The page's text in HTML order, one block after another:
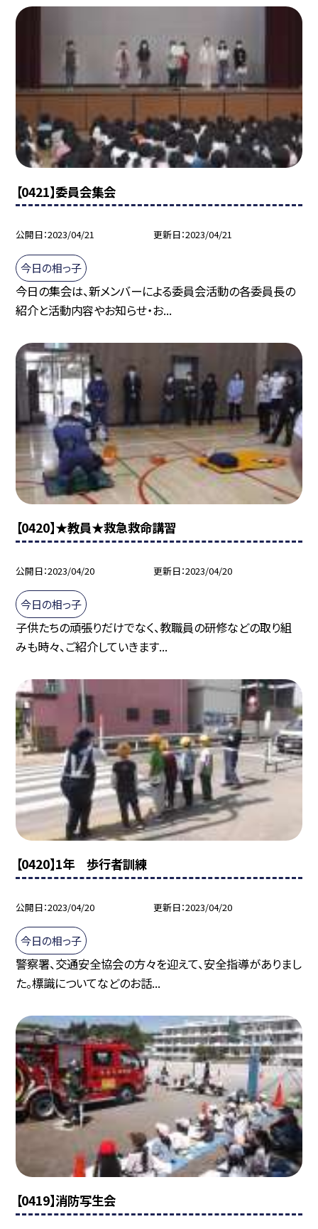
【0421】委員会集会
公開日 2023/04/21 更新日 2023/04/21
今日の相っ子
今日の集会は、新メンバーによる委員会活動の各委員長の
紹介と活動内容やお知らせ・お...
【0420】★教員★救急救命講習
公開日 2023/04/20 更新日 2023/04/20
今日の相っ子
子供たちの頑張りだけでなく、教職員の研修などの取り組
みも時々、ご紹介していきます...
【0420】1年 歩行者訓練
公開日 2023/04/20 更新日 2023/04/20
今日の相っ子
警察署、交通安全協会の方々を迎えて、安全指導がありまし
た。標識についてなどのお話...
【0419】消防写生会